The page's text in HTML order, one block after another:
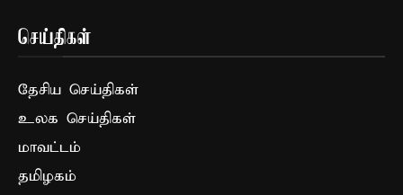
செய்திகள்
தேசிய செய்திகள்
உலக செய்திகள்
மாவட்டம்
தமிழகம்